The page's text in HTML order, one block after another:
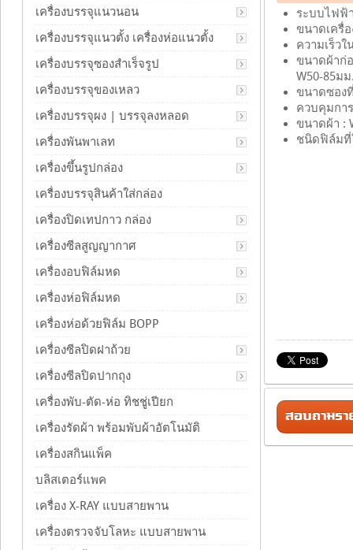
ระบบไฟฟ้า
ขนาดเครื่อ
ความเร็ว
ขนาดผ้าก่
W50-85ม
ขนาดซอง
ควบคุมกา
ขนาดผ้า :
ชนิดฟิล์มที่
สอบถามรา
เครื่องบรรจุแนวนอน
เครื่องบรรจุแนวตั้ง เครื่องห่อแนวตั้ง
เครื่องบรรจุซองสำเร็จรูป
เครื่องบรรจุของเหลว
เครื่องบรรจุผง | บรรจุลงหลอด
เครื่องพันพาเลท
เครื่องขึ้นรูปกล่อง
เครื่องบรรจุสินค้าใส่กล่อง
เครื่องปิดเทปกาว กล่อง
เครื่องซีลสูญญากาศ
เครื่องอบฟิล์มหด
เครื่องห่อฟิล์มหด
เครื่องห่อด้วยฟิล์ม BOPP
เครื่องซีลปิดฝาถ้วย
เครื่องซีลปิดปากถุง
เครื่องพับ-ตัด-ห่อ ทิชชู่เปียก
เครื่องรัดผ้า พร้อมพับผ้าอัตโนมัติ
เครื่องสกินแพ็ค
บลิสเตอร์แพค
เครื่อง X-RAY แบบสายพาน
เครื่องตรวจจับโลหะ แบบสายพาน